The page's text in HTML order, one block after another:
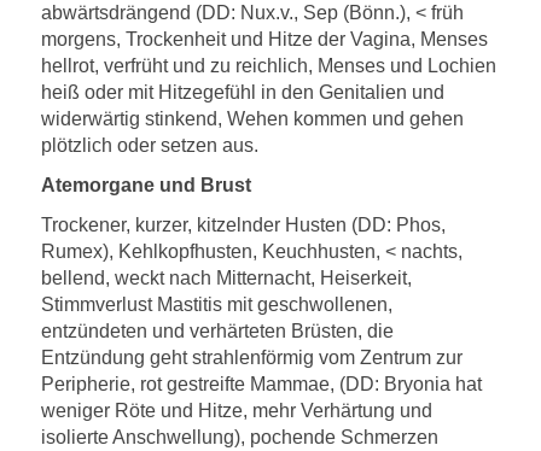
abwärtsdrängend (DD: Nux.v., Sep (Bönn.), < früh
morgens, Trockenheit und Hitze der Vagina, Menses
hellrot, verfrüht und zu reichlich, Menses und Lochien
heiß oder mit Hitzegefühl in den Genitalien und
widerwärtig stinkend, Wehen kommen und gehen
plötzlich oder setzen aus.
Atemorgane und Brust
Trockener, kurzer, kitzelnder Husten (DD: Phos,
Rumex), Kehlkopfhusten, Keuchhusten, < nachts,
bellend, weckt nach Mitternacht, Heiserkeit,
Stimmverlust Mastitis mit geschwollenen,
entzündeten und verhärteten Brüsten, die
Entzündung geht strahlenförmig vom Zentrum zur
Peripherie, rot gestreifte Mammae, (DD: Bryonia hat
weniger Röte und Hitze, mehr Verhärtung und
isolierte Anschwellung), pochende Schmerzen